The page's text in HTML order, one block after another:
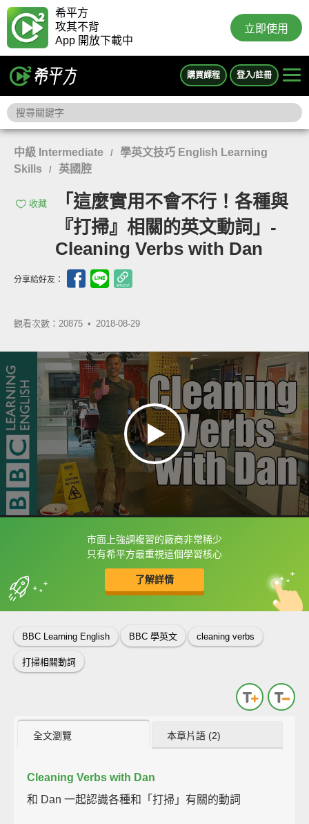
希平方
攻其不背
App 開放下載中
立即使用
購買課程 登入/註冊
中級 Intermediate /
學英文技巧 English Learning
Skills
/ 英國腔
收藏
「這麼實用不會不行！各種與
『打掃』相關的英文動詞」-
Cleaning Verbs with Dan
分享給好友：
觀看次數：20875 • 2018-08-29
市面上強調複習的廠商非常稀少
只有希平方最重視這個學習核心
了解詳情
框選或點兩下字幕可以直接查字典喔！
收錄佳句 中
英
BBC Learning English BBC 學英文 cleaning verbs
打掃相關動詞
全文瀏覽 本章片語 (2)
Cleaning Verbs with Dan
和 Dan 一起認識各種和「打掃」有關的動詞